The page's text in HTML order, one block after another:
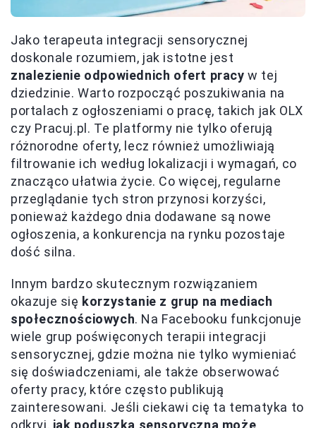
Jako terapeuta integracji sensorycznej
doskonale rozumiem, jak istotne jest
znalezienie odpowiednich ofert pracy w tej
dziedzinie. Warto rozpocząć poszukiwania na
portalach z ogłoszeniami o pracę, takich jak OLX
czy Pracuj.pl. Te platformy nie tylko oferują
różnorodne oferty, lecz również umożliwiają
filtrowanie ich według lokalizacji i wymagań, co
znacząco ułatwia życie. Co więcej, regularne
przeglądanie tych stron przynosi korzyści,
ponieważ każdego dnia dodawane są nowe
ogłoszenia, a konkurencja na rynku pozostaje
dość silna.
Innym bardzo skutecznym rozwiązaniem
okazuje się korzystanie z grup na mediach
społecznościowych. Na Facebooku funkcjonuje
wiele grup poświęconych terapii integracji
sensorycznej, gdzie można nie tylko wymieniać
się doświadczeniami, ale także obserwować
oferty pracy, które często publikują
zainteresowani. Jeśli ciekawi cię ta tematyka to
odkryj, jak poduszka sensoryczna może